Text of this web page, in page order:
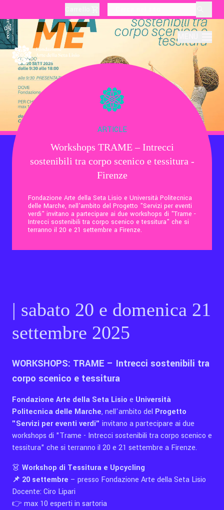
Chi Siamo
Produzione
Didattica
Visite Tematiche
Contatti
ARTICLE
Workshops TRAME – Intrecci
sostenibili tra corpo scenico e tessitura -
Firenze
Fondazione Arte della Seta Lisio e Università Politecnica
delle Marche, nell'ambito del Progetto "Servizi per eventi
verdi" invitano a partecipare ai due workshops di "Trame -
Intrecci sostenibili tra corpo scenico e tessitura" che si
terranno il 20 e 21 settembre a Firenze.
| sabato 20 e domenica 21
settembre 2025
WORKSHOPS: TRAME – Intrecci sostenibili tra
corpo scenico e tessitura
Fondazione Arte della Seta Lisio e Università
Politecnica delle Marche, nell'ambito del Progetto
"Servizi per eventi verdi" invitano a partecipare ai due
workshops di "Trame - Intrecci sostenibili tra corpo scenico e
tessitura" che si terranno il 20 e 21 settembre a Firenze.
👗 Workshop di Tessitura e Upcycling
📌 20 settembre – presso Fondazione Arte della Seta Lisio
Docente: Ciro Lipari
👉 max 10 esperti in sartoria